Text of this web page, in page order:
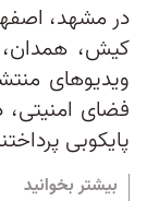
در مشهد،
کیش، همدان،
ویدیوهای
فضای
پایکوبی
بیشتر بخوانید